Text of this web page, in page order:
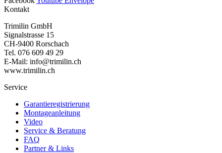
Kontakt
Trimilin GmbH
Signalstrasse 15
CH-9400 Rorschach
Tel. 076 609 49 29
E-Mail: info@trimilin.ch
www.trimilin.ch
Service
Garantieregistrierung
Montageanleitung
Video
Service & Beratung
FAQ
Partner & Links